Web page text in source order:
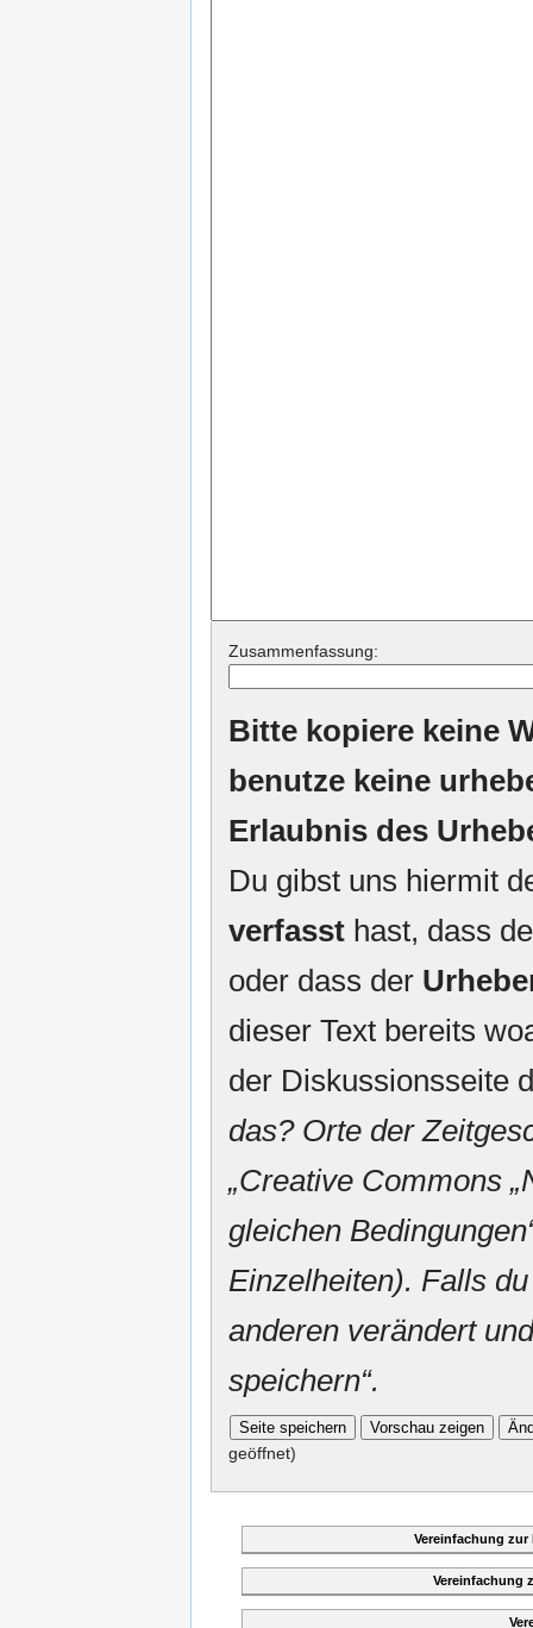
Zusammenfassung:
Bitte kopiere keine
benutze keine
Erlaubnis des
Du gibst uns hiermit
verfasst hast, dass
oder dass der
dieser Text bereits
der Diskussionsseite
das? Orte der
„Creative Commons
gleichen
Einzelheiten). Falls
anderen verändert
speichern“.
geöffnet)
Vereinfachung
Vereinfachung